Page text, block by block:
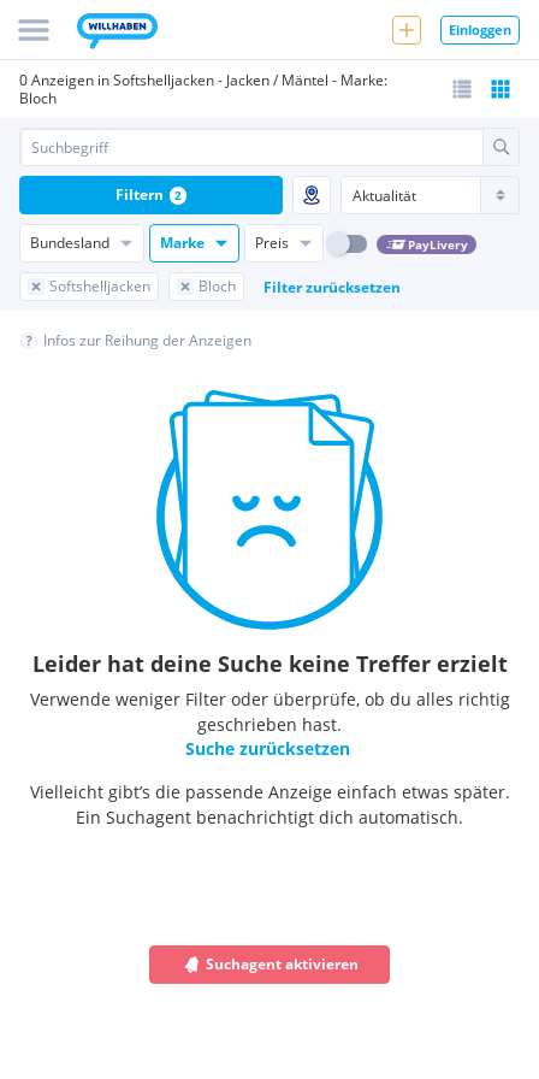
Einloggen
0 Anzeigen in Softshelljacken - Jacken / Mäntel - Marke:
Bloch
Bundesland Marke Preis PayLivery
Softshelljacken Bloch Filter zurücksetzen
Filtern 2
Infos zur Reihung der Anzeigen
Leider hat deine Suche keine Treffer erzielt
Verwende weniger Filter oder überprüfe, ob du alles richtig
geschrieben hast.
Suche zurücksetzen
Vielleicht gibt’s die passende Anzeige einfach etwas später.
Ein Suchagent benachrichtigt dich automatisch.
Suchagent aktivieren